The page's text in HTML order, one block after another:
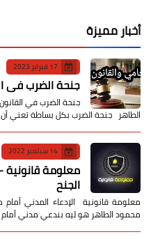
أخبار مميزة
17 فبراير 2023
جنحة الضرب في
جنحة الضرب في
الطاهر جنحة الضرب بكل بساطة تعني
14 سبتمبر 2022
معلومة قانونية
الجنح
معلومة قانونية الإدعاء المدني
محمود الطاهر هو ليه بندعي مدني